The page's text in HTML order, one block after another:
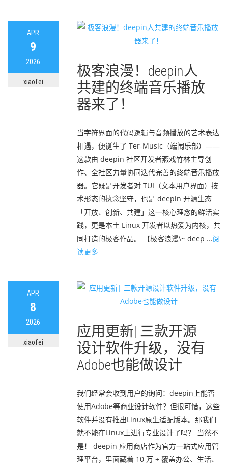
APR
9
2026
xiaofei
极客浪漫！deepin人
共建的终端音乐播放
器来了！
当字符界面的代码逻辑与音频播放的艺术表达
相遇，便诞生了 Ter-Music（端闱乐部）——
这款由 deepin 社区开发者燕戏竹林主导创
作、全社区力量协同迭代完善的终端音乐播放
器。它既是开发者对 TUI（文本用户界面）技
术形态的执念坚守，也是 deepin 开源生态
「开放、创新、共建」这一核心理念的鲜活实
践，更是本土 Linux 开发者以热爱为内核，共
同打造的极客作品。 【极客浪漫\~ deep ...阅
读更多
APR
8
2026
xiaofei
应用更新| 三款开源
设计软件升级，没有
Adobe也能做设计
我们经常会收到用户的询问：deepin上能否
使用Adobe等商业设计软件？但很可惜，这些
软件并没有推出Linux原生适配版本。那我们
就不能在Linux上进行专业设计了吗？ 当然不
是！ deepin 应用商店作为官方一站式应用管
理平台，里面藏着 10 万 + 覆盖办公、生活、